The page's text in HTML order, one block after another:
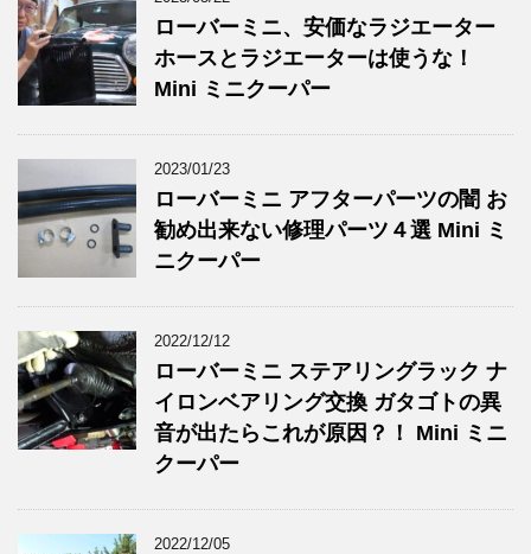
ローバーミニ、安価なラジエーター
ホースとラジエーターは使うな！
Mini ミニクーパー
2023/01/23
ローバーミニ アフターパーツの闇 お
勧め出来ない修理パーツ４選 Mini ミ
ニクーパー
2022/12/12
ローバーミニ ステアリングラック ナ
イロンベアリング交換 ガタゴトの異
音が出たらこれが原因？！ Mini ミニ
クーパー
2022/12/05